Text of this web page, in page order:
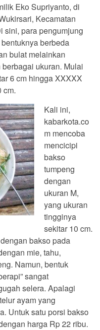
Eko Supriyanto, di
Kecamatan
sini, para pengumjung
berbeda
bulat melainkan
ukuran. Mulai
6 cm hingga XXXXX
cm.
Kali ini,
kabarkota.co
m mencoba
mencicipi
bakso
tumpeng
dengan
ukuran M,
yang ukuran
tingginya
sekitar 10 cm.
bakso pada
mie, tahu,
Namun, bentuk
sangat
selera. Apalagi
ayam yang
Untuk satu porsi bakso
harga Rp 22 ribu.